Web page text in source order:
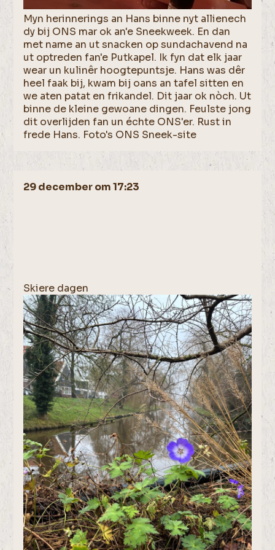
Myn herinnerings an Hans binne nyt allienech
dy bij ONS mar ok an'e Sneekweek. En dan
met name an ut snacken op sundachavend na
ut optreden fan'e Putkapel. Ik fyn dat elk jaar
wear un kulinêr hoogtepuntsje. Hans was dêr
heel faak bij, kwam bij oans an tafel sitten en
we aten patat en frikandel. Dit jaar ok nòch. Ut
binne de kleine gewoane dingen. Feulste jong
dit overlijden fan un échte ONS'er. Rust in
frede Hans. Foto's ONS Sneek-site
29 december om 17:23
Skiere dagen